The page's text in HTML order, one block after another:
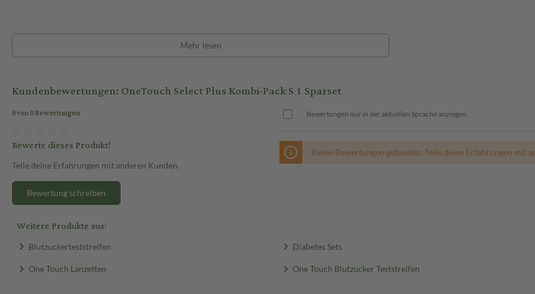
Mehr lesen
Kundenbewertungen: OneTouch Select Plus Kombi-Pack S 1 Sparset
0 von 0 Bewertungen
Bewerte dieses Produkt!
Teile deine Erfahrungen mit anderen Kunden.
Bewertung schreiben
Bewertungen nur in der aktuellen Sprache anzeigen.
Keine Bewertungen gefunden. Teile deine Erfahrungen mit
Weitere Produkte aus:
Blutzuckerteststreifen Diabetes Sets
One Touch Lanzetten One Touch Blutzucker Teststreifen